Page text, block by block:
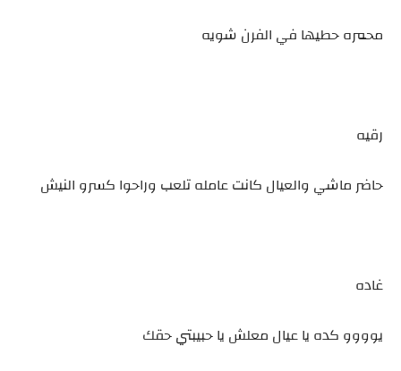
محمره حطيها في الفرن شويه
رقيه
حاضر ماشي والعيال كانت عامله تلعب وراحوا كسرو النيش
غاده
يوووو كده يا عيال معلش يا حبيبتي حقك